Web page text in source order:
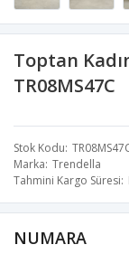
Toptan
TR08MS47C
Stok Kodu
Marka Trendella
Tahmini Kargo Süresi
NUMARA